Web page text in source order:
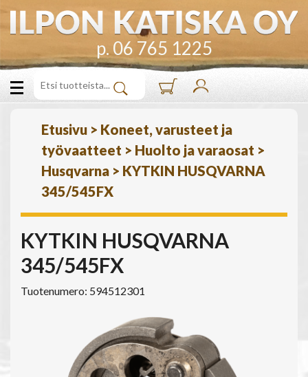
p. 06 765 1225
Etusivu > Koneet, varusteet ja
työvaatteet > Huolto ja varaosat >
Husqvarna > KYTKIN HUSQVARNA
345/545FX
KYTKIN HUSQVARNA
345/545FX
Tuotenumero: 594512301